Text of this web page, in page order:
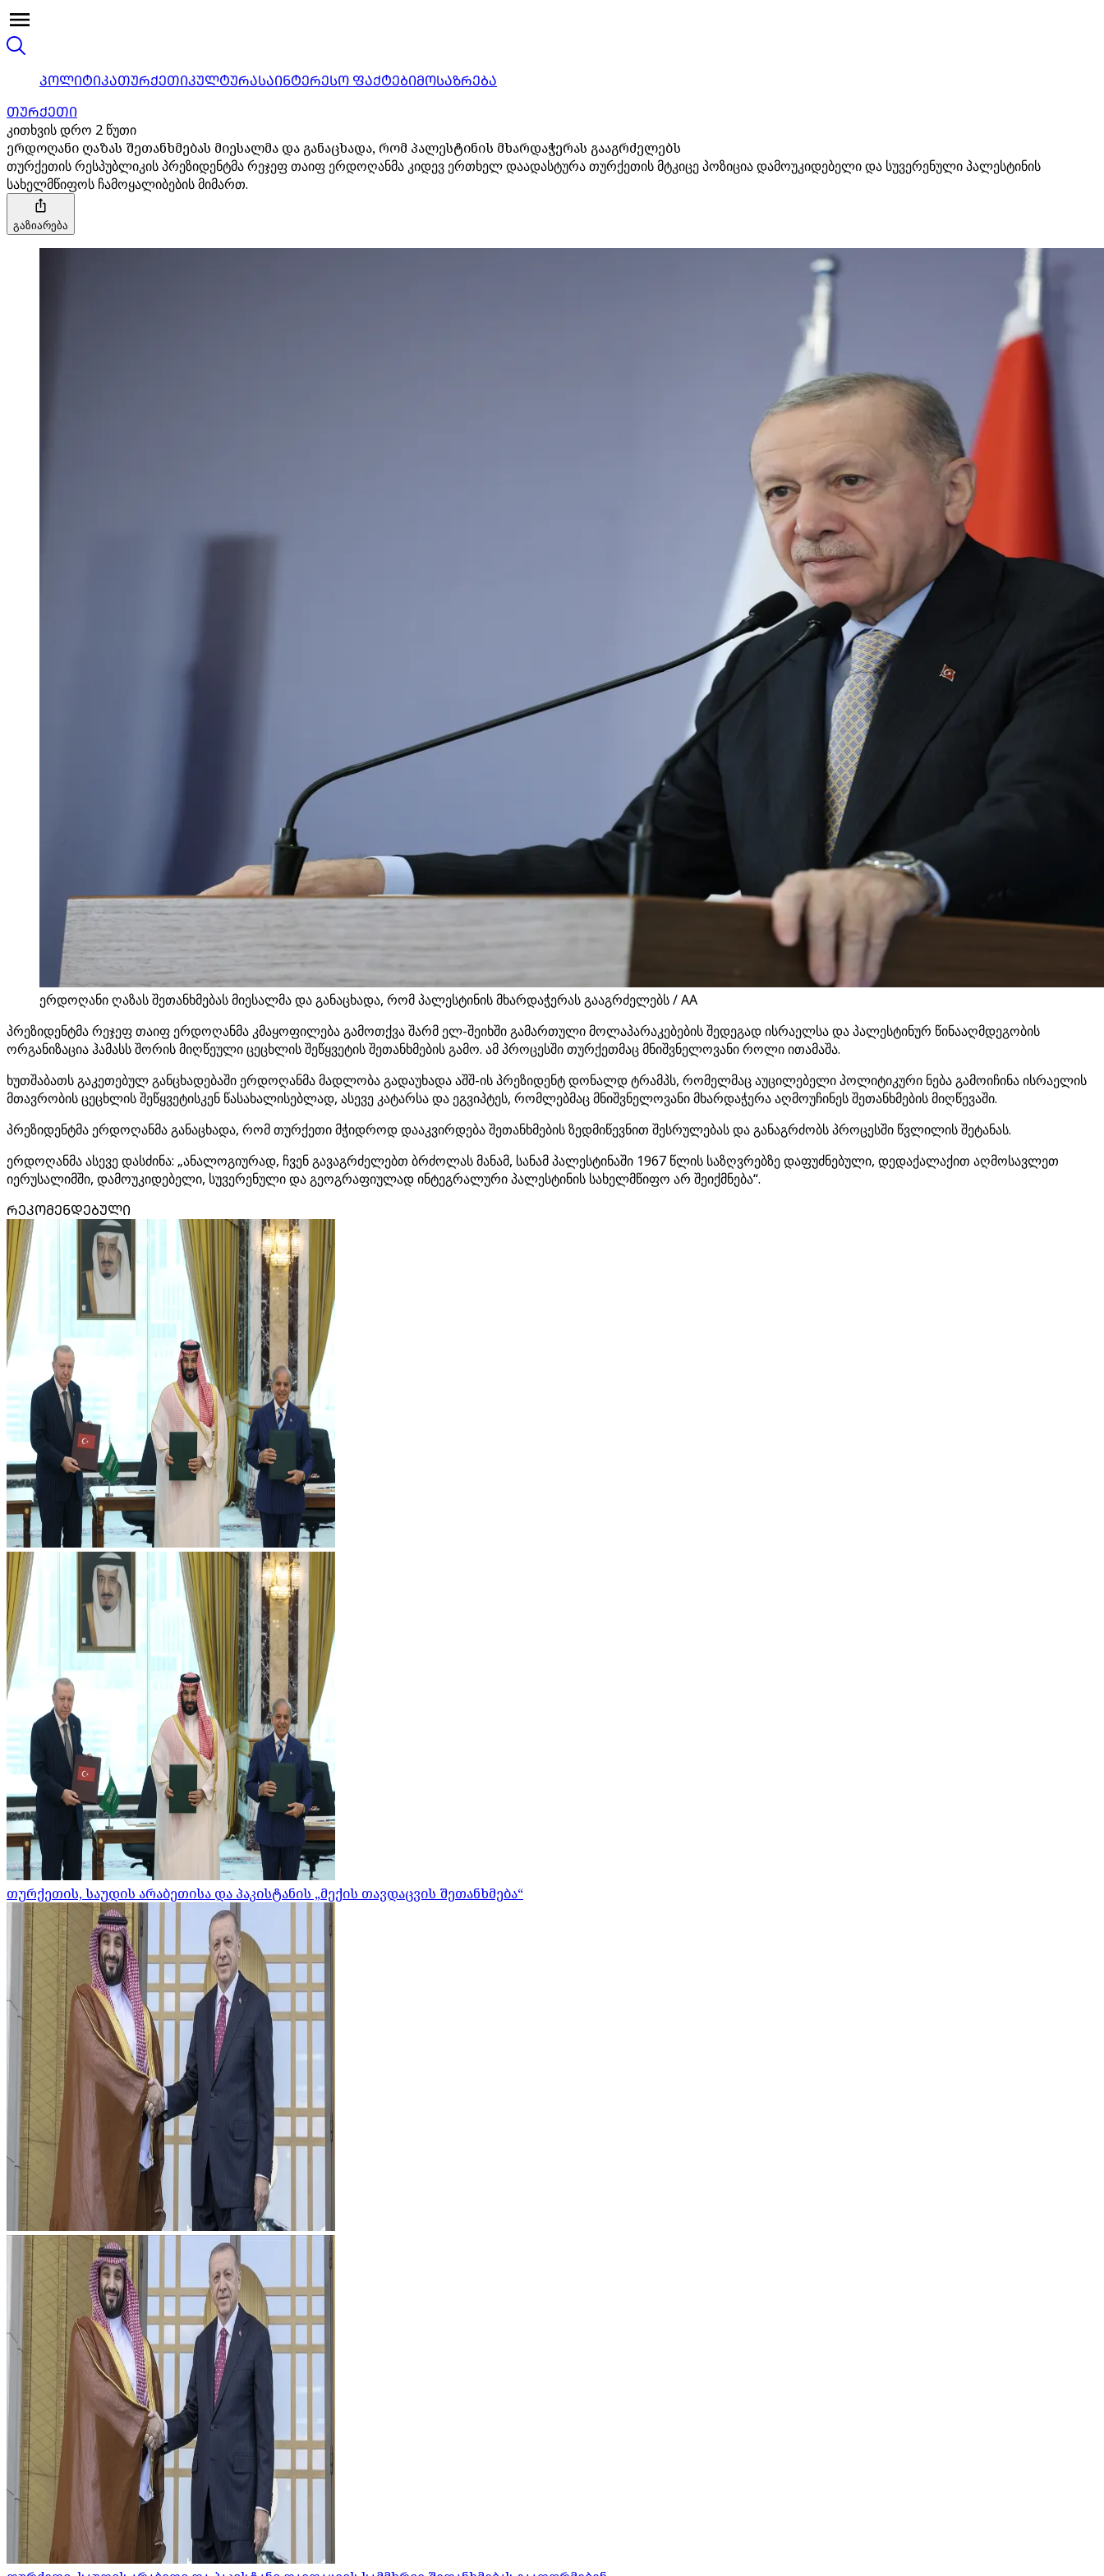
ᲞᲝᲚᲘᲢᲘᲙᲐᲗᲣᲠᲥᲔᲗᲘᲙᲣᲚᲢᲣᲠᲐᲡᲐᲘᲜᲢᲔᲠᲔᲡᲝ ᲤᲐᲥᲢᲔᲑᲘᲛᲝᲡᲐᲖᲠᲔᲑᲐ
ᲗᲣᲠᲥᲔᲗᲘ
კითხვის დრო 2 წუთი
ერდოღანი ღაზას შეთანხმებას მიესალმა და განაცხადა, რომ პალესტინის მხარდაჭერას გააგრძელებს
თურქეთის რესპუბლიკის პრეზიდენტმა რეჯეფ თაიფ ერდოღანმა კიდევ ერთხელ დაადასტურა თურქეთის მტკიცე პოზიცია დამოუკიდებელი და სუვერენული პალესტინის
სახელმწიფოს ჩამოყალიბების მიმართ.
გაზიარება
ერდოღანი ღაზას შეთანხმებას მიესალმა და განაცხადა, რომ პალესტინის მხარდაჭერას გააგრძელებს / AA
პრეზიდენტმა რეჯეფ თაიფ ერდოღანმა კმაყოფილება გამოთქვა შარმ ელ-შეიხში გამართული მოლაპარაკებების შედეგად ისრაელსა და პალესტინურ წინააღმდეგობის
ორგანიზაცია ჰამასს შორის მიღწეული ცეცხლის შეწყვეტის შეთანხმების გამო. ამ პროცესში თურქეთმაც მნიშვნელოვანი როლი ითამაშა.
ხუთშაბათს გაკეთებულ განცხადებაში ერდოღანმა მადლობა გადაუხადა აშშ-ის პრეზიდენტ დონალდ ტრამპს, რომელმაც აუცილებელი პოლიტიკური ნება გამოიჩინა ისრაელის
მთავრობის ცეცხლის შეწყვეტისკენ წასახალისებლად, ასევე კატარსა და ეგვიპტეს, რომლებმაც მნიშვნელოვანი მხარდაჭერა აღმოუჩინეს შეთანხმების მიღწევაში.
პრეზიდენტმა ერდოღანმა განაცხადა, რომ თურქეთი მჭიდროდ დააკვირდება შეთანხმების ზედმიწევნით შესრულებას და განაგრძობს პროცესში წვლილის შეტანას.
ერდოღანმა ასევე დასძინა: „ანალოგიურად, ჩვენ გავაგრძელებთ ბრძოლას მანამ, სანამ პალესტინაში 1967 წლის საზღვრებზე დაფუძნებული, დედაქალაქით აღმოსავლეთ
იერუსალიმში, დამოუკიდებელი, სუვერენული და გეოგრაფიულად ინტეგრალური პალესტინის სახელმწიფო არ შეიქმნება“.
ᲠᲔᲙᲝᲛᲔᲜᲓᲔᲑᲣᲚᲘ
თურქეთის, საუდის არაბეთისა და პაკისტანის „მექის თავდაცვის შეთანხმება“